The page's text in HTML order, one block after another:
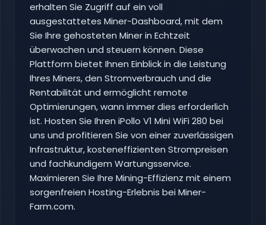
erhalten Sie Zugriff auf ein voll
ausgestattetes Miner-Dashboard, mit dem
Sie Ihre gehosteten Miner in Echtzeit
überwachen und steuern können. Diese
Plattform bietet Ihnen Einblick in die Leistung
Ihres Miners, den Stromverbrauch und die
Rentabilität und ermöglicht remote
Optimierungen, wann immer dies erforderlich
ist. Hosten Sie Ihren iPollo V1 Mini WiFi 280 bei
uns und profitieren Sie von einer zuverlässigen
Infrastruktur, kosteneffizienten Strompreisen
und fachkundigem Wartungsservice.
Maximieren Sie Ihre Mining-Effizienz mit einem
sorgenfreien Hosting-Erlebnis bei Miner-
Farm.com.